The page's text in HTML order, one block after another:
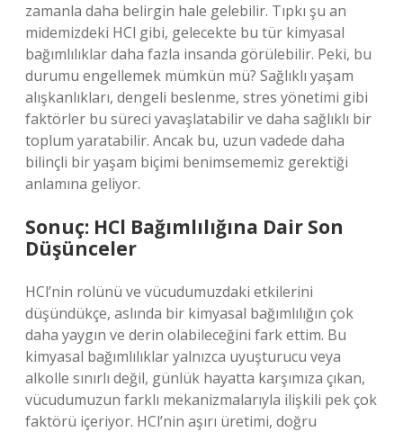
zamanla daha belirgin hale gelebilir. Tıpkı şu an
midemizdeki HCl gibi, gelecekte bu tür kimyasal
bağımlılıklar daha fazla insanda görülebilir. Peki, bu
durumu engellemek mümkün mü? Sağlıklı yaşam
alışkanlıkları, dengeli beslenme, stres yönetimi gibi
faktörler bu süreci yavaşlatabilir ve daha sağlıklı bir
toplum yaratabilir. Ancak bu, uzun vadede daha
bilinçli bir yaşam biçimi benimsememiz gerektiği
anlamına geliyor.
Sonuç: HCl Bağımlılığına Dair Son
Düşünceler
HCl’nin rolünü ve vücudumuzdaki etkilerini
düşündükçe, aslında bir kimyasal bağımlılığın çok
daha yaygın ve derin olabileceğini fark ettim. Bu
kimyasal bağımlılıklar yalnızca uyuşturucu veya
alkolle sınırlı değil, günlük hayatta karşımıza çıkan,
vücudumuzun farklı mekanizmalarıyla ilişkili pek çok
faktörü içeriyor. HCl’nin aşırı üretimi, doğru